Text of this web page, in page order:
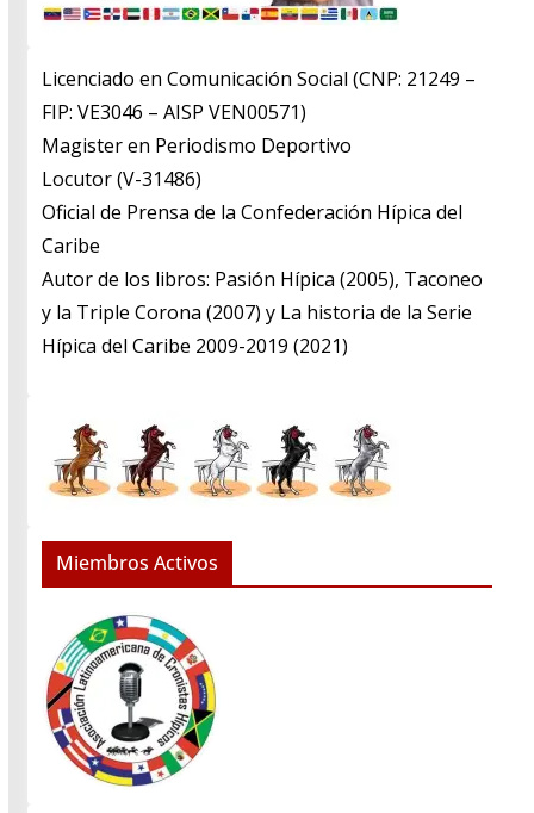
Licenciado en Comunicación Social (CNP: 21249 –
FIP: VE3046 – AISP VEN00571)
​Magister en Periodismo Deportivo
​Locutor (V-31486)
​Oficial de Prensa de la Confederación Hípica del
Caribe
​Autor de los libros: Pasión Hípica (2005), Taconeo
y la Triple Corona (2007) y La historia de la Serie
Hípica del Caribe 2009-2019 (2021)
Miembros Activos